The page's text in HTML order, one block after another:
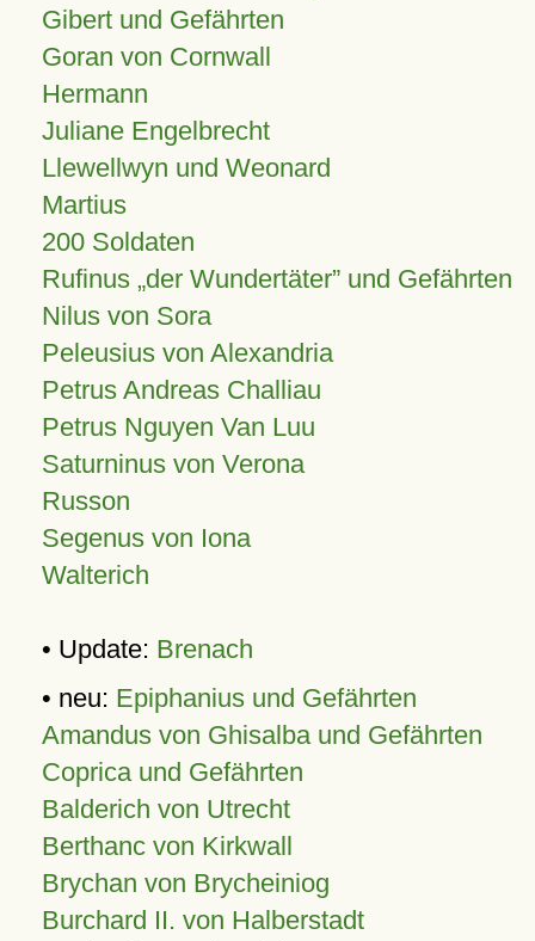
Gibert und Gefährten
Goran von Cornwall
Hermann
Juliane Engelbrecht
Llewellwyn und Weonard
Martius
200 Soldaten
Rufinus „der Wundertäter” und Gefährten
Nilus von Sora
Peleusius von Alexandria
Petrus Andreas Challiau
Petrus Nguyen Van Luu
Saturninus von Verona
Russon
Segenus von Iona
Walterich
• Update: Brenach
• neu: Epiphanius und Gefährten
Amandus von Ghisalba und Gefährten
Coprica und Gefährten
Balderich von Utrecht
Berthanc von Kirkwall
Brychan von Brycheiniog
Burchard II. von Halberstadt